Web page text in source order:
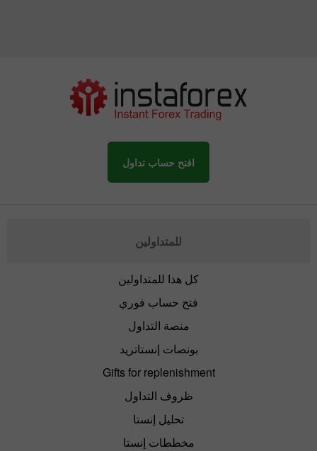
افتح حساب تداول
للمتداولين
كل هذا للمتداولين
فتح حساب فوري
منصة التداول
بونصات إنستاتريد
Gifts for replenishment
ظروف التداول
تحليل إنستا
مخططات إنستا